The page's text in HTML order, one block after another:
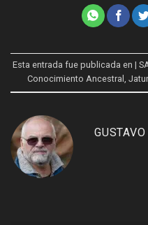
Esta entrada fue publicada en |
Conocimiento Ancestral ,